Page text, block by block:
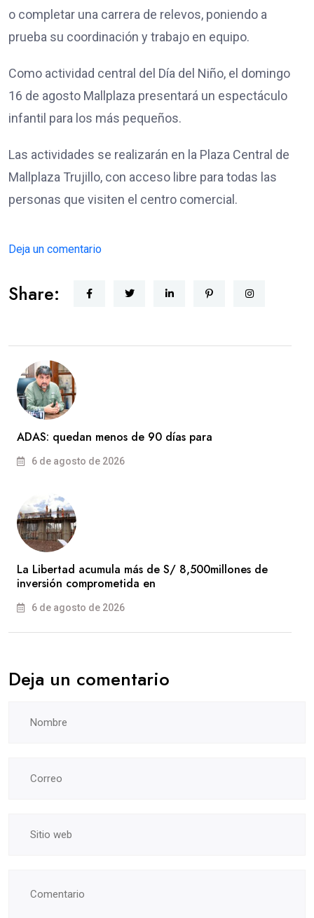
o completar una carrera de relevos, poniendo a
prueba su coordinación y trabajo en equipo.
Como actividad central del Día del Niño, el domingo
16 de agosto Mallplaza presentará un espectáculo
infantil para los más pequeños.
Las actividades se realizarán en la Plaza Central de
Mallplaza Trujillo, con acceso libre para todas las
personas que visiten el centro comercial.
Deja un comentario
Share:
ADAS: quedan menos de 90 días para
6 de agosto de 2026
La Libertad acumula más de S/ 8,500millones de
inversión comprometida en
6 de agosto de 2026
Deja un comentario